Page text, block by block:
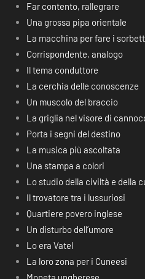
Far contento, rallegrare
Una grossa pipa orientale
La macchina per fare i
Corrispondente, analogo
Il tema conduttore
La cerchia delle conoscenze
Un muscolo del braccio
La griglia nel visore di
Porta i segni del destino
La musica più ascoltata
Una stampa a colori
Lo studio della civiltà e della
Il trovatore tra i lussuriosi
Quartiere povero inglese
Un disturbo dell’umore
Lo era Vatel
La loro zona per i Cuneesi